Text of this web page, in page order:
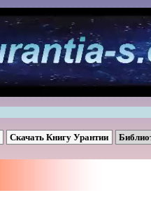
Скачать Книгу Урантии